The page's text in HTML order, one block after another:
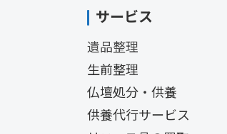
サービス
遺品整理
生前整理
仏壇処分・供養
供養代行サービス